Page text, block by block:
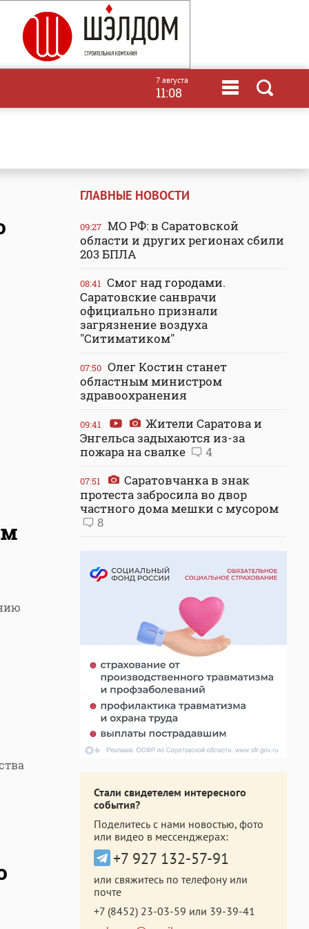
7 августа
11:08
ГЛАВНЫЕ НОВОСТИ
09:27 МО РФ: в Саратовской
области и других регионах сбили
203 БПЛА
08:41 Смог над городами.
Саратовские санврачи
официально признали
загрязнение воздуха
"Ситиматиком"
07:50 Олег Костин станет
областным министром
здравоохранения
09:41
Жители Саратова и
Энгельса задыхаются из-за
пожара на свалке
4
07:51
Саратовчанка в знак
протеста забросила во двор
частного дома мешки с мусором
8
Стали свидетелем интересного
события?
Поделитесь с нами новостью, фото
или видео в мессенджерах:
+7 927 132-57-91
или свяжитесь по телефону или
почте
+7 (8452) 23-03-59 или 39-39-41